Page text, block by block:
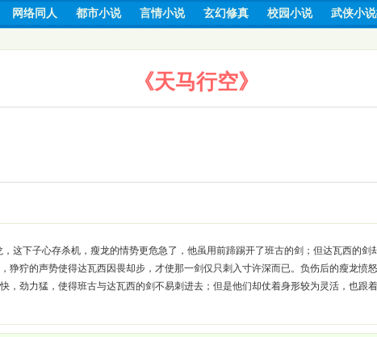
网络同人 都市小说 言情小说 玄幻修真 校园小说 武侠小
《天马行空》
这下子心存杀机，瘦龙的情势更危急了，他虽用前蹄踢开了班古的剑；但达瓦西的剑
狰狞的声势使得达瓦西因畏却步，才使那一剑仅只刺入寸许深而已。负伤后的瘦龙愤
，劲力猛，使得班古与达瓦西的剑不易刺进去；但是他们却仗着身形较为灵活，也跟